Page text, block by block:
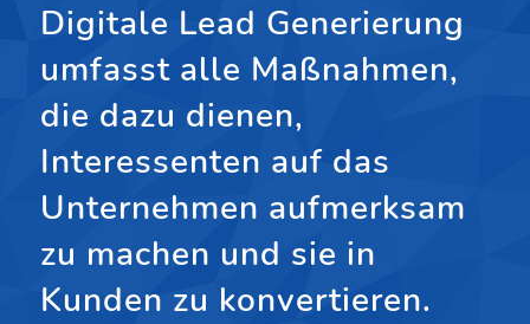
Digitale Lead Generierung
umfasst alle Maßnahmen,
die dazu dienen,
Interessenten auf das
Unternehmen aufmerksam
zu machen und sie in
Kunden zu konvertieren.